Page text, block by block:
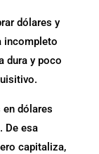
dólares y
incompleto
dura y poco
en dólares
De esa
capitaliza,